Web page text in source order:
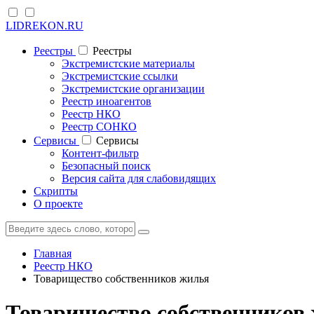
LIDREKON.RU
Реестры
Реестры
Экстремистские материалы
Экстремистские ссылки
Экстремистские организации
Реестр иноагентов
Реестр НКО
Реестр СОНКО
Cервисы
Cервисы
Контент-фильтр
Безопасный поиск
Версия сайта для слабовидящих
Скрипты
О проекте
Главная
Реестр НКО
Товарищество собственников жилья